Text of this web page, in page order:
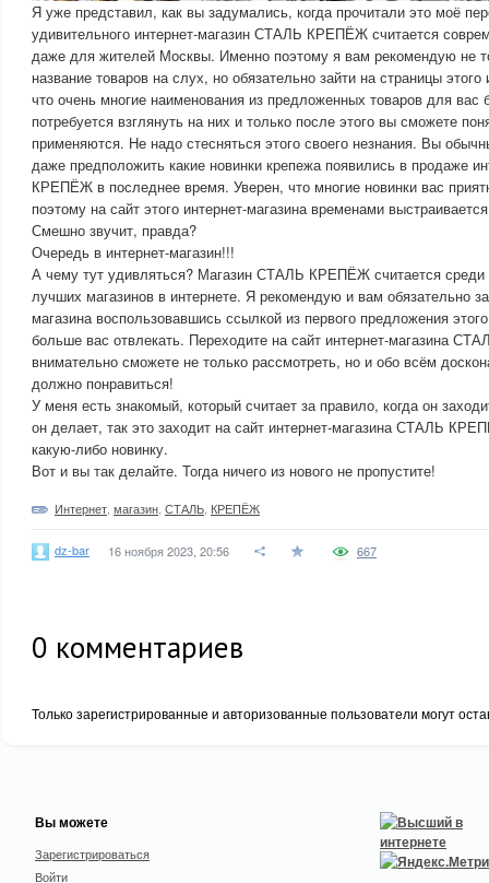
Я уже представил, как вы задумались, когда прочитали это моё
удивительного интернет-магазин СТАЛЬ КРЕПЁЖ считается
даже для жителей Москвы. Именно поэтому я вам рекомендую не
название товаров на слух, но обязательно зайти на страницы
что очень многие наименования из предложенных товаров для вас
потребуется взглянуть на них и только после этого вы сможете
применяются. Не надо стесняться этого своего незнания. Вы
даже предположить какие новинки крепежа появились в продаже
КРЕПЁЖ в последнее время. Уверен, что многие новинки вас
поэтому на сайт этого интернет-магазина временами
Смешно звучит, правда?
Очередь в интернет-магазин!!!
А чему тут удивляться? Магазин СТАЛЬ КРЕПЁЖ считается среди
лучших магазинов в интернете. Я рекомендую и вам обязательно
магазина воспользовавшись ссылкой из первого предложения
больше вас отвлекать. Переходите на сайт интернет-магазина
внимательно сможете не только рассмотреть, но и обо всём
должно понравиться!
У меня есть знакомый, который считает за правило, когда он
он делает, так это заходит на сайт интернет-магазина СТАЛЬ
какую-либо новинку.
Вот и вы так делайте. Тогда ничего из нового не пропустите!
Интернет магазин СТАЛЬ КРЕПЁЖ
dz-bar 16 ноября 2023, 20:56 667
0 комментариев
Только зарегистрированные и авторизованные пользователи могут
Вы можете
Зарегистрироваться
Войти